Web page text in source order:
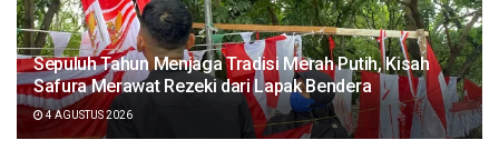
Sepuluh Tahun Menjaga Tradisi Merah Putih, Kisah
Safura Merawat Rezeki dari Lapak Bendera
4 AGUSTUS 2026